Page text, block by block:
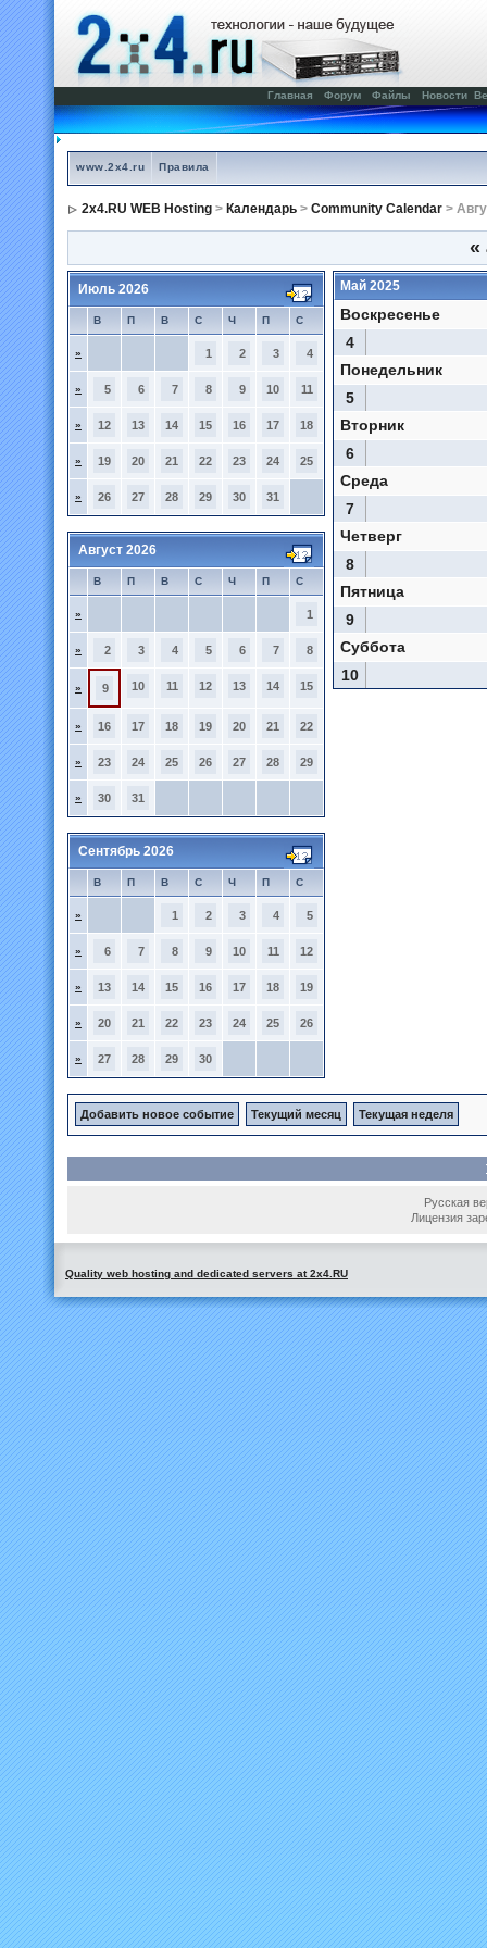
Главная Форум Файлы Новости
www.2x4.ru Правила
2x4.RU WEB Hosting > Календарь > Community Calendar >
«
Июль 2026
В П В С Ч П С
» 1 2 3 4
» 5 6 7 8 9 10 11
» 12 13 14 15 16 17 18
» 19 20 21 22 23 24 25
» 26 27 28 29 30 31
Август 2026
В П В С Ч П С
» 1
» 2 3 4 5 6 7 8
» 9 10 11 12 13 14 15
» 16 17 18 19 20 21 22
» 23 24 25 26 27 28 29
» 30 31
Сентябрь 2026
В П В С Ч П С
» 1 2 3 4 5
» 6 7 8 9 10 11 12
» 13 14 15 16 17 18 19
» 20 21 22 23 24 25 26
» 27 28 29 30
Май 2025
Воскресенье
4
Понедельник
5
Вторник
6
Среда
7
Четверг
8
Пятница
9
Суббота
10
Добавить новое событие Текущий месяц Текущая неделя
Русская
Лицензия
Quality web hosting and dedicated servers at 2x4.RU